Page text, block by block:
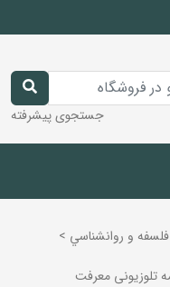
جستجوی پیشرفته
فلسفه و روانشناسي >
تلوزیونی معرفت